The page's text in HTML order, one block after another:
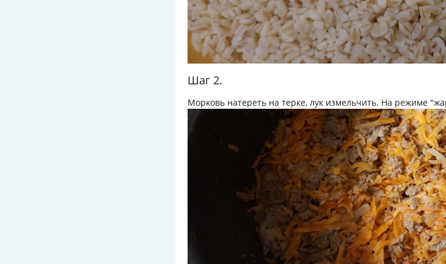
Шаг 2.
Морковь натереть на терке, лук измельчить. На режиме